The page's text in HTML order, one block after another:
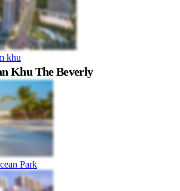
khu
Khu The Beverly
Park